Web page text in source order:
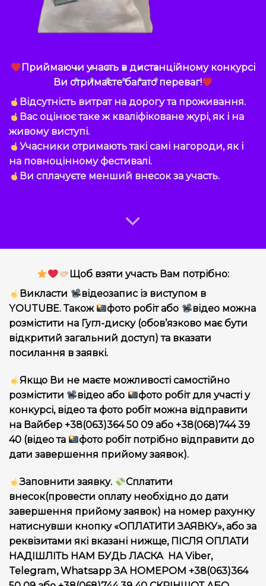
Приймаючи участь в дистанційному конкурсі
Ви отримаєте багато переваг!
Відсутність витрат на дорогу та проживання.
Вас оцінює таке ж кваліфіковане журі, як і на
живому виступі.
Учасники отримають такі самі нагороди, як і
на повноцінному фестивалі.
Ви сплачуєте менший внесок за участь.
Щоб взяти участь Вам потрібно:
Викласти
відеозапис із виступом в
YOUTUBE. Також
фото робіт або
відео можна
розмістити на Гугл-диску (обов’язково має бути
відкритий загальний доступ) та вказати
посилання в заявкі.
Якщо Ви не маєте можливості самостійно
розмістити
відео або
фото робіт для участі у
конкурсі, відео та фото робіт можна відправити
на Вайбер +38(063)364 50 09 або +38(068)744 39
40 (відео та
фото робіт потрібно відправити до
дати завершення прийому заявок).
Заповнити заявку.
Сплатити
внесок(провести оплату необхідно до дати
завершення прийому заявок) на номер рахунку
натиснувши кнопку «ОПЛАТИТИ ЗАЯВКУ», або за
реквізитами які вказані нижще, ПІСЛЯ ОПЛАТИ
НАДІШЛІТЬ НАМ БУДЬ ЛАСКА НА Viber,
Telegram, Whatsapp ЗА НОМЕРОМ +38(063)364